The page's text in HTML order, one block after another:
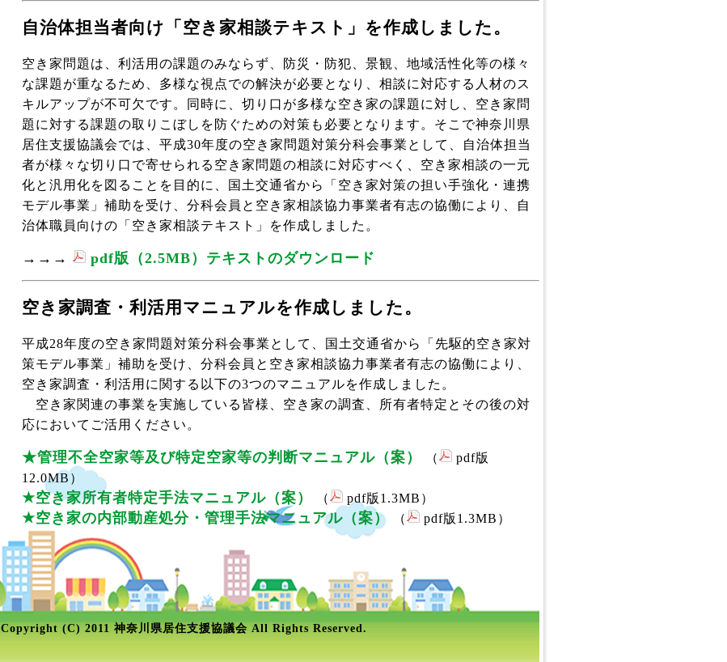
自治体担当者向け「空き家相談テキスト」を作成しました。
空き家問題は、利活用の課題のみならず、防災・防犯、景観、地域活性化等の様々
な課題が重なるため、多様な視点での解決が必要となり、相談に対応する人材のス
キルアップが不可欠です。同時に、切り口が多様な空き家の課題に対し、空き家問
題に対する課題の取りこぼしを防ぐための対策も必要となります。そこで神奈川県
居住支援協議会では、平成30年度の空き家問題対策分科会事業として、自治体担当
者が様々な切り口で寄せられる空き家問題の相談に対応すべく、空き家相談の一元
化と汎用化を図ることを目的に、国土交通省から「空き家対策の担い手強化・連携
モデル事業」補助を受け、分科会員と空き家相談協力事業者有志の協働により、自
治体職員向けの「空き家相談テキスト」を作成しました。
→→→ pdf版（2.5MB）テキストのダウンロード
空き家調査・利活用マニュアルを作成しました。
平成28年度の空き家問題対策分科会事業として、国土交通省から「先駆的空き家対
策モデル事業」補助を受け、分科会員と空き家相談協力事業者有志の協働により、
空き家調査・利活用に関する以下の3つのマニュアルを作成しました。
空き家関連の事業を実施している皆様、空き家の調査、所有者特定とその後の対
応においてご活用ください。
★管理不全空家等及び特定空家等の判断マニュアル（案） （
pdf版
12.0MB）
★空き家所有者特定手法マニュアル（案） （ pdf版1.3MB）
★空き家の内部動産処分・管理手法マニュアル（案） （ pdf版1.3MB）
Copyright (C) 2011 神奈川県居住支援協議会 All Rights Reserved.